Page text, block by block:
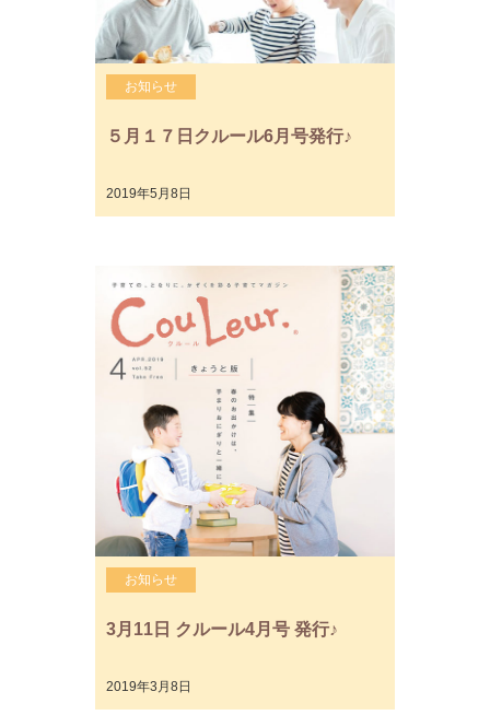
お知らせ
５月１７日クルール6月号発行♪
2019年5月8日
お知らせ
3月11日 クルール4月号 発行♪
2019年3月8日